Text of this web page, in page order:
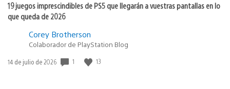
19 juegos imprescindibles de PS5 que llegarán a vuestras pantallas en lo
que queda de 2026
Corey Brotherson
Colaborador de PlayStation Blog
Fecha
14 de julio de 2026 1 13